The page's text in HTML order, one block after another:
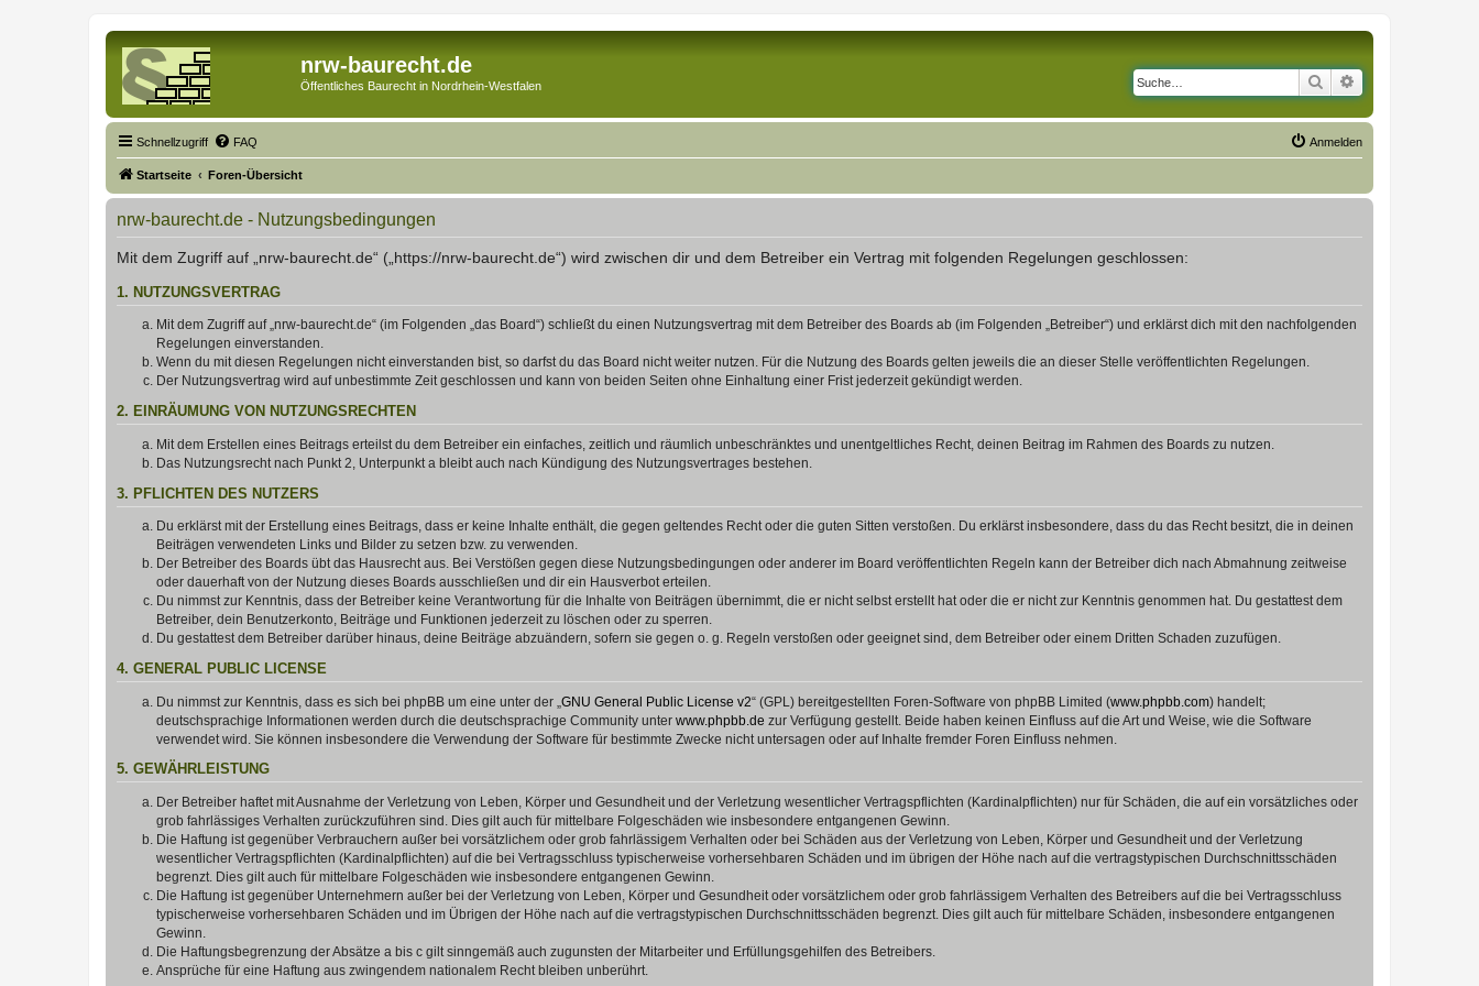
nrw-baurecht.de
Öffentliches Baurecht in Nordrhein-Westfalen Suche
Schnellzugriff FAQ Anmelden
Startseite Foren-Übersicht
nrw-baurecht.de - Nutzungsbedingungen
Mit dem Zugriff auf „nrw-baurecht.de“ („https://nrw-baurecht.de“) wird zwischen dir und dem Betreiber ein Vertrag mit folgenden Regelungen geschlossen:
1. NUTZUNGSVERTRAG
Mit dem Zugriff auf „nrw-baurecht.de“ (im Folgenden „das Board“) schließt du einen Nutzungsvertrag mit dem Betreiber des Boards ab (im Folgenden „Betreiber“) und erklärst dich mit den nachfolgenden
Regelungen einverstanden.
Wenn du mit diesen Regelungen nicht einverstanden bist, so darfst du das Board nicht weiter nutzen. Für die Nutzung des Boards gelten jeweils die an dieser Stelle veröffentlichten Regelungen.
Der Nutzungsvertrag wird auf unbestimmte Zeit geschlossen und kann von beiden Seiten ohne Einhaltung einer Frist jederzeit gekündigt werden.
2. EINRÄUMUNG VON NUTZUNGSRECHTEN
Mit dem Erstellen eines Beitrags erteilst du dem Betreiber ein einfaches, zeitlich und räumlich unbeschränktes und unentgeltliches Recht, deinen Beitrag im Rahmen des Boards zu nutzen.
Das Nutzungsrecht nach Punkt 2, Unterpunkt a bleibt auch nach Kündigung des Nutzungsvertrages bestehen.
3. PFLICHTEN DES NUTZERS
Du erklärst mit der Erstellung eines Beitrags, dass er keine Inhalte enthält, die gegen geltendes Recht oder die guten Sitten verstoßen. Du erklärst insbesondere, dass du das Recht besitzt, die in deinen
Beiträgen verwendeten Links und Bilder zu setzen bzw. zu verwenden.
Der Betreiber des Boards übt das Hausrecht aus. Bei Verstößen gegen diese Nutzungsbedingungen oder anderer im Board veröffentlichten Regeln kann der Betreiber dich nach Abmahnung zeitweise
oder dauerhaft von der Nutzung dieses Boards ausschließen und dir ein Hausverbot erteilen.
Du nimmst zur Kenntnis, dass der Betreiber keine Verantwortung für die Inhalte von Beiträgen übernimmt, die er nicht selbst erstellt hat oder die er nicht zur Kenntnis genommen hat. Du gestattest dem
Betreiber, dein Benutzerkonto, Beiträge und Funktionen jederzeit zu löschen oder zu sperren.
Du gestattest dem Betreiber darüber hinaus, deine Beiträge abzuändern, sofern sie gegen o. g. Regeln verstoßen oder geeignet sind, dem Betreiber oder einem Dritten Schaden zuzufügen.
4. GENERAL PUBLIC LICENSE
Du nimmst zur Kenntnis, dass es sich bei phpBB um eine unter der „ GNU General Public License v2“ (GPL) bereitgestellten Foren-Software von phpBB Limited (www.phpbb.com) handelt;
deutschsprachige Informationen werden durch die deutschsprachige Community unter www.phpbb.de zur Verfügung gestellt. Beide haben keinen Einfluss auf die Art und Weise, wie die Software
verwendet wird. Sie können insbesondere die Verwendung der Software für bestimmte Zwecke nicht untersagen oder auf Inhalte fremder Foren Einfluss nehmen.
5. GEWÄHRLEISTUNG
Der Betreiber haftet mit Ausnahme der Verletzung von Leben, Körper und Gesundheit und der Verletzung wesentlicher Vertragspflichten (Kardinalpflichten) nur für Schäden, die auf ein vorsätzliches oder
grob fahrlässiges Verhalten zurückzuführen sind. Dies gilt auch für mittelbare Folgeschäden wie insbesondere entgangenen Gewinn.
Die Haftung ist gegenüber Verbrauchern außer bei vorsätzlichem oder grob fahrlässigem Verhalten oder bei Schäden aus der Verletzung von Leben, Körper und Gesundheit und der Verletzung
wesentlicher Vertragspflichten (Kardinalpflichten) auf die bei Vertragsschluss typischerweise vorhersehbaren Schäden und im übrigen der Höhe nach auf die vertragstypischen Durchschnittsschäden
begrenzt. Dies gilt auch für mittelbare Folgeschäden wie insbesondere entgangenen Gewinn.
Die Haftung ist gegenüber Unternehmern außer bei der Verletzung von Leben, Körper und Gesundheit oder vorsätzlichem oder grob fahrlässigem Verhalten des Betreibers auf die bei Vertragsschluss
typischerweise vorhersehbaren Schäden und im Übrigen der Höhe nach auf die vertragstypischen Durchschnittsschäden begrenzt. Dies gilt auch für mittelbare Schäden, insbesondere entgangenen
Gewinn.
Die Haftungsbegrenzung der Absätze a bis c gilt sinngemäß auch zugunsten der Mitarbeiter und Erfüllungsgehilfen des Betreibers.
Ansprüche für eine Haftung aus zwingendem nationalem Recht bleiben unberührt.